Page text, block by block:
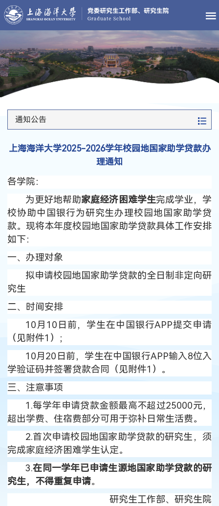
通知公告
上海海洋大学2025-2026学年校园地国家助学贷款办
理通知
各学院：
为更好地帮助家庭经济困难学生完成学业，学
校协助中国银行为研究生办理校园地国家助学贷
款。现将本年度校园地国家助学贷款具体工作安排
如下：
一、办理对象
拟申请校园地国家助学贷款的全日制非定向研
究生
二、时间安排
10月10日前，学生在中国银行APP提交申请
（见附件1）；
10月20日前，学生在中国银行APP输入8位入
学验证码并签署贷款合同（见附件1）。
三、注意事项
1.每学年申请贷款金额最高不超过25000元，
超出学费、住宿费部分可用于弥补日常生活费。
2.首次申请校园地国家助学贷款的研究生，须
完成家庭经济困难学生认定。
3.在同一学年已申请生源地国家助学贷款的研
究生，不得重复申请。
研究生工作部、研究生院